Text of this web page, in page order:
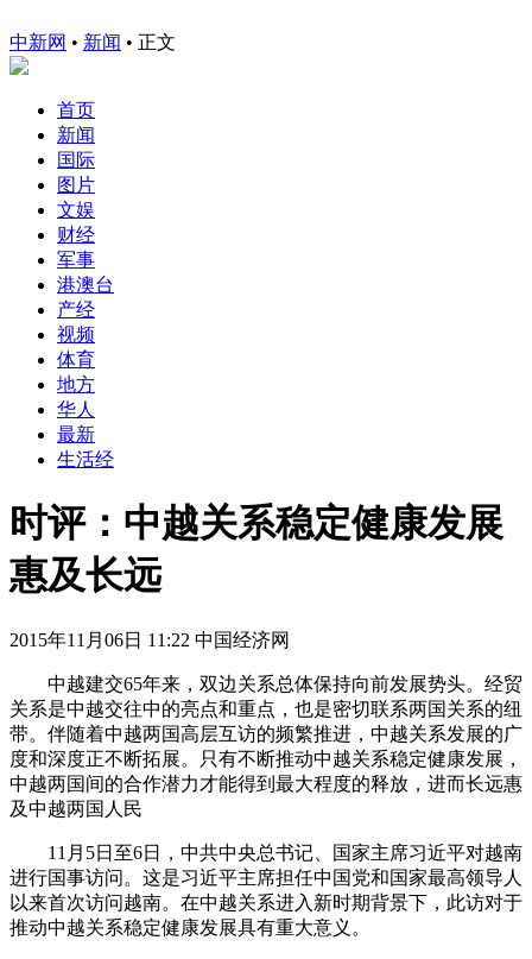
中新网 • 新闻 • 正文
首页
新闻
国际
图片
文娱
财经
军事
港澳台
产经
视频
体育
地方
华人
最新
生活经
时评：中越关系稳定健康发展
惠及长远
2015年11月06日 11:22 中国经济网
中越建交65年来，双边关系总体保持向前发展势头。经贸
关系是中越交往中的亮点和重点，也是密切联系两国关系的纽
带。伴随着中越两国高层互访的频繁推进，中越关系发展的广
度和深度正不断拓展。只有不断推动中越关系稳定健康发展，
中越两国间的合作潜力才能得到最大程度的释放，进而长远惠
及中越两国人民
11月5日至6日，中共中央总书记、国家主席习近平对越南
进行国事访问。这是习近平主席担任中国党和国家最高领导人
以来首次访问越南。在中越关系进入新时期背景下，此访对于
推动中越关系稳定健康发展具有重大意义。